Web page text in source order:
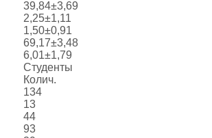
39,84±3,69
2,25±1,11
1,50±0,91
69,17±3,48
6,01±1,79
Студенты
Колич.
134
13
44
93